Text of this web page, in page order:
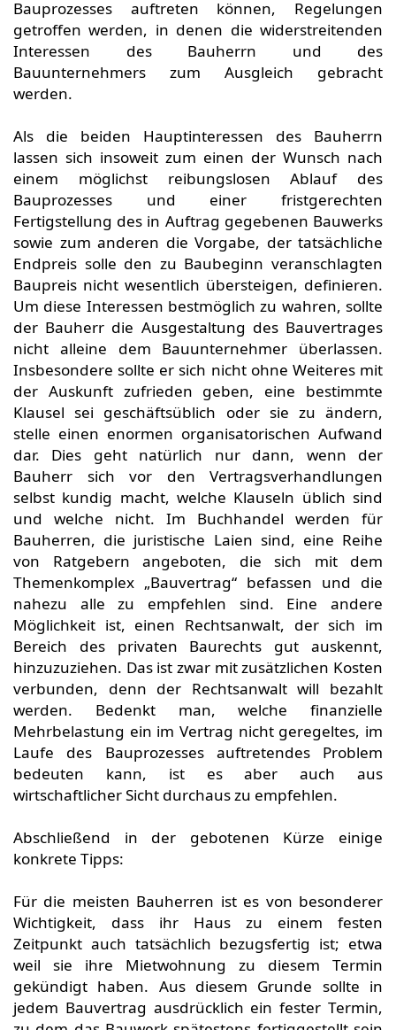
Bauprozesses auftreten können, Regelungen
getroffen werden, in denen die widerstreitenden
Interessen des Bauherrn und des
Bauunternehmers zum Ausgleich gebracht
werden.
Als die beiden Hauptinteressen des Bauherrn
lassen sich insoweit zum einen der Wunsch nach
einem möglichst reibungslosen Ablauf des
Bauprozesses und einer fristgerechten
Fertigstellung des in Auftrag gegebenen Bauwerks
sowie zum anderen die Vorgabe, der tatsächliche
Endpreis solle den zu Baubeginn veranschlagten
Baupreis nicht wesentlich übersteigen, definieren.
Um diese Interessen bestmöglich zu wahren, sollte
der Bauherr die Ausgestaltung des Bauvertrages
nicht alleine dem Bauunternehmer überlassen.
Insbesondere sollte er sich nicht ohne Weiteres mit
der Auskunft zufrieden geben, eine bestimmte
Klausel sei geschäftsüblich oder sie zu ändern,
stelle einen enormen organisatorischen Aufwand
dar. Dies geht natürlich nur dann, wenn der
Bauherr sich vor den Vertragsverhandlungen
selbst kundig macht, welche Klauseln üblich sind
und welche nicht. Im Buchhandel werden für
Bauherren, die juristische Laien sind, eine Reihe
von Ratgebern angeboten, die sich mit dem
Themenkomplex „Bauvertrag“ befassen und die
nahezu alle zu empfehlen sind. Eine andere
Möglichkeit ist, einen Rechtsanwalt, der sich im
Bereich des privaten Baurechts gut auskennt,
hinzuzuziehen. Das ist zwar mit zusätzlichen Kosten
verbunden, denn der Rechtsanwalt will bezahlt
werden. Bedenkt man, welche finanzielle
Mehrbelastung ein im Vertrag nicht geregeltes, im
Laufe des Bauprozesses auftretendes Problem
bedeuten kann, ist es aber auch aus
wirtschaftlicher Sicht durchaus zu empfehlen.
Abschließend in der gebotenen Kürze einige
konkrete Tipps:
Für die meisten Bauherren ist es von besonderer
Wichtigkeit, dass ihr Haus zu einem festen
Zeitpunkt auch tatsächlich bezugsfertig ist; etwa
weil sie ihre Mietwohnung zu diesem Termin
gekündigt haben. Aus diesem Grunde sollte in
jedem Bauvertrag ausdrücklich ein fester Termin,